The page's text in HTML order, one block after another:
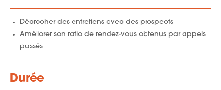
Décrocher des entretiens avec des prospects
Améliorer son ratio de rendez-vous obtenus par appels
passés
Durée